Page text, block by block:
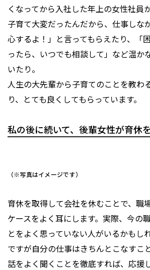
くなってから入社した年上の女性社員
子育て大変だったんだから、仕事しな
心するよ！」と言ってもらえたり、「
ったら、いつでも相談して」など温か
いたり。
人生の大先輩から子育てのことを教わ
り、とても良くしてもらっています。
私の後に続いて、後輩女性が育休
（※写真はイメージです）
育休を取得して会社を休むことで、職
ケースをよく耳にします。実際、今の
とをよく思っていない人がいるかもし
ですが自分の仕事はきちんとこなすこ
話をよく聞くことを徹底すれば、応援